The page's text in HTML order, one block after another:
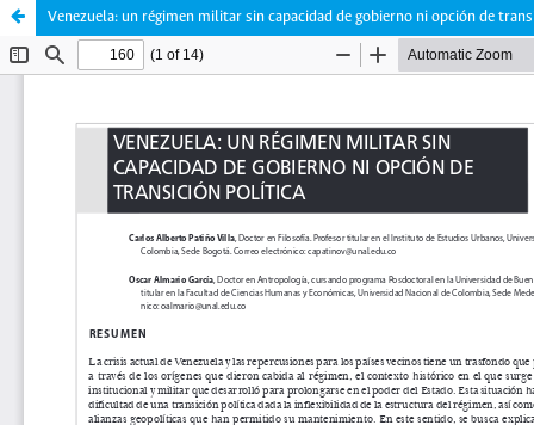
Venezuela: un régimen militar sin capacidad de gobierno ni opción de